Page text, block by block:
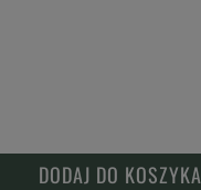
DODAJ DO KOSZYKA